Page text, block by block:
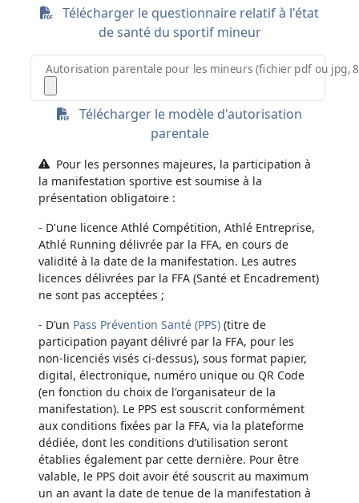
Télécharger le questionnaire relatif à l'état
de santé du sportif mineur
Autorisation parentale pour les mineurs (fichier pdf ou jpg,
Télécharger le modèle d'autorisation
parentale
Pour les personnes majeures, la participation à
la manifestation sportive est soumise à la
présentation obligatoire :
- D'une licence Athlé Compétition, Athlé Entreprise,
Athlé Running délivrée par la FFA, en cours de
validité à la date de la manifestation. Les autres
licences délivrées par la FFA (Santé et Encadrement)
ne sont pas acceptées ;
- D’un Pass Prévention Santé (PPS) (titre de
participation payant délivré par la FFA, pour les
non-licenciés visés ci-dessus), sous format papier,
digital, électronique, numéro unique ou QR Code
(en fonction du choix de l'organisateur de la
manifestation). Le PPS est souscrit conformément
aux conditions fixées par la FFA, via la plateforme
dédiée, dont les conditions d’utilisation seront
établies également par cette dernière. Pour être
valable, le PPS doit avoir été souscrit au maximum
un an avant la date de tenue de la manifestation à